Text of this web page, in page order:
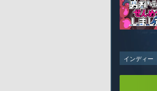
インディー